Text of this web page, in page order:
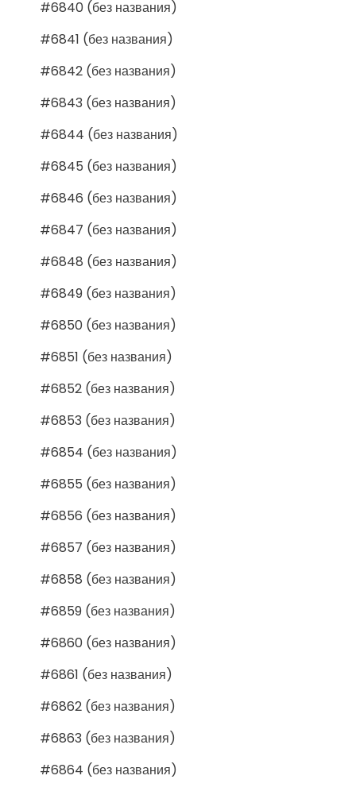
#6840 (без названия)
#6841 (без названия)
#6842 (без названия)
#6843 (без названия)
#6844 (без названия)
#6845 (без названия)
#6846 (без названия)
#6847 (без названия)
#6848 (без названия)
#6849 (без названия)
#6850 (без названия)
#6851 (без названия)
#6852 (без названия)
#6853 (без названия)
#6854 (без названия)
#6855 (без названия)
#6856 (без названия)
#6857 (без названия)
#6858 (без названия)
#6859 (без названия)
#6860 (без названия)
#6861 (без названия)
#6862 (без названия)
#6863 (без названия)
#6864 (без названия)